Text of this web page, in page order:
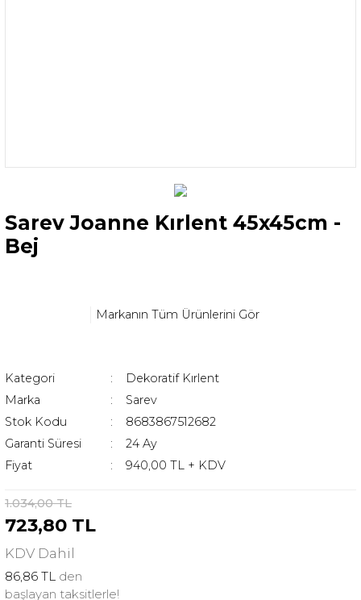
Sarev Joanne Kırlent 45x45cm -
Bej
Markanın Tüm Ürünlerini Gör
Kategori
Dekoratif Kırlent
Marka
Sarev
Stok Kodu
8683867512682
Garanti Süresi
24 Ay
Fiyat
940,00 TL + KDV
1.034,00 TL
723,80 TL
KDV Dahil
86,86 TL den
başlayan taksitlerle!